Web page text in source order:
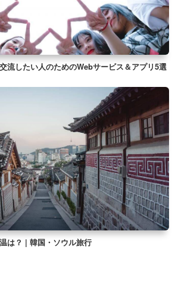
流したい人のためのWebサービス＆アプリ5選
は？ | 韓国・ソウル旅行